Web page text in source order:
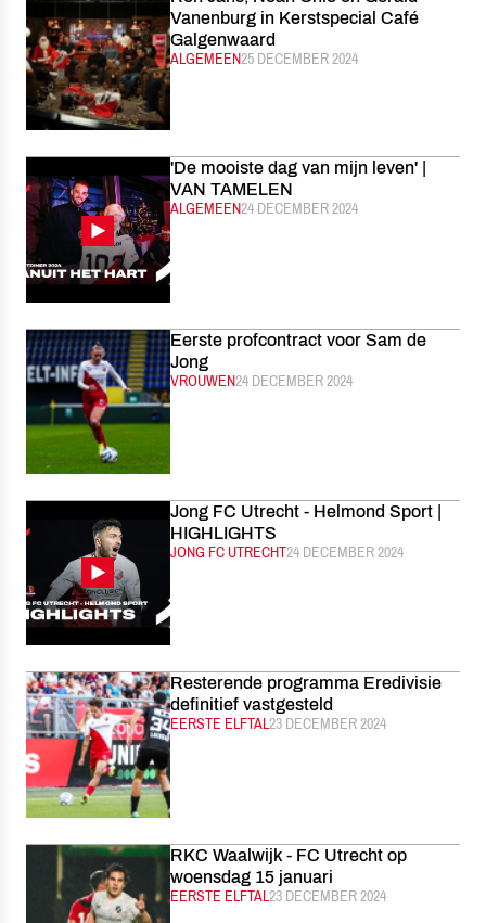
Vanenburg in Kerstspecial Café
Galgenwaard
CATEGORIE:
ALGEMEENGEPUBLICEERD:
25 DECEMBER 2024
'De mooiste dag van mijn leven' |
VAN TAMELEN
CATEGORIE:
ALGEMEENGEPUBLICEERD:
24 DECEMBER 2024
Eerste profcontract voor Sam de
Jong
CATEGORIE:
VROUWENGEPUBLICEERD:
24 DECEMBER 2024
Jong FC Utrecht - Helmond Sport |
HIGHLIGHTS
CATEGORIE:
JONG FC UTRECHTGEPUBLICEERD:
24 DECEMBER 2024
Resterende programma Eredivisie
definitief vastgesteld
CATEGORIE:
EERSTE ELFTALGEPUBLICEERD:
23 DECEMBER 2024
RKC Waalwijk - FC Utrecht op
woensdag 15 januari
CATEGORIE:
EERSTE ELFTALGEPUBLICEERD:
23 DECEMBER 2024